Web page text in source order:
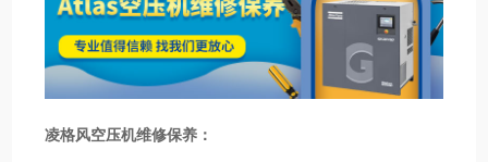
凌格风空压机维修保养：